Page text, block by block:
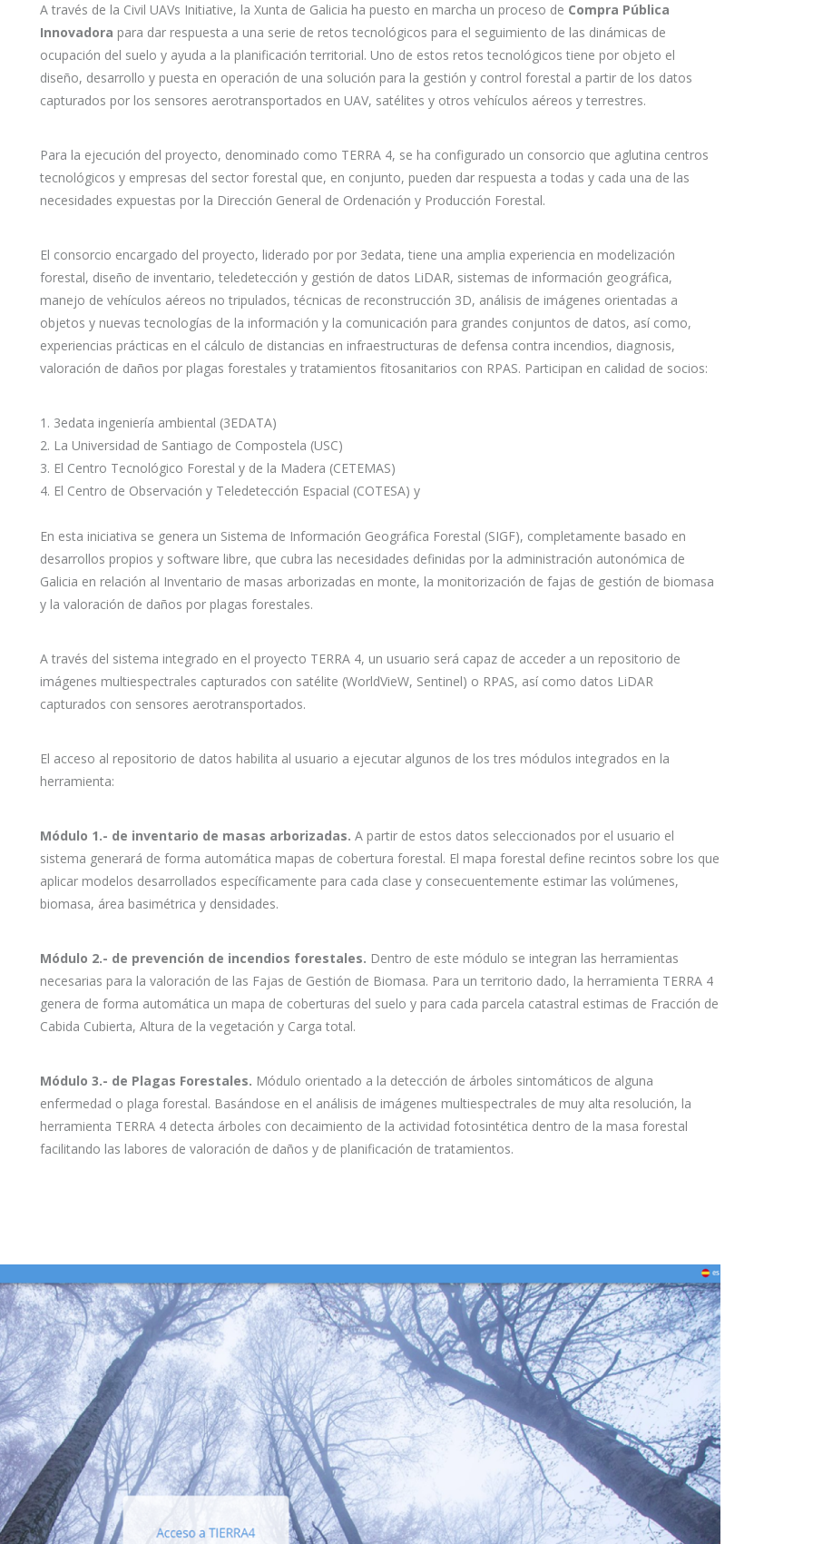
A través de la Civil UAVs Initiative, la Xunta de Galicia ha puesto en marcha un proceso de Compra Pública
Innovadora para dar respuesta a una serie de retos tecnológicos para el seguimiento de las dinámicas de
ocupación del suelo y ayuda a la planificación territorial. Uno de estos retos tecnológicos tiene por objeto el
diseño, desarrollo y puesta en operación de una solución para la gestión y control forestal a partir de los datos
capturados por los sensores aerotransportados en UAV, satélites y otros vehículos aéreos y terrestres.
Para la ejecución del proyecto, denominado como TERRA 4, se ha configurado un consorcio que aglutina centros
tecnológicos y empresas del sector forestal que, en conjunto, pueden dar respuesta a todas y cada una de las
necesidades expuestas por la Dirección General de Ordenación y Producción Forestal.
El consorcio encargado del proyecto, liderado por por 3edata, tiene una amplia experiencia en modelización
forestal, diseño de inventario, teledetección y gestión de datos LiDAR, sistemas de información geográfica,
manejo de vehículos aéreos no tripulados, técnicas de reconstrucción 3D, análisis de imágenes orientadas a
objetos y nuevas tecnologías de la información y la comunicación para grandes conjuntos de datos, así como,
experiencias prácticas en el cálculo de distancias en infraestructuras de defensa contra incendios, diagnosis,
valoración de daños por plagas forestales y tratamientos fitosanitarios con RPAS. Participan en calidad de socios:
1. 3edata ingeniería ambiental (3EDATA)
2. La Universidad de Santiago de Compostela (USC)
3. El Centro Tecnológico Forestal y de la Madera (CETEMAS)
4. El Centro de Observación y Teledetección Espacial (COTESA) y
En esta iniciativa se genera un Sistema de Información Geográfica Forestal (SIGF), completamente basado en
desarrollos propios y software libre, que cubra las necesidades definidas por la administración autonómica de
Galicia en relación al Inventario de masas arborizadas en monte, la monitorización de fajas de gestión de biomasa
y la valoración de daños por plagas forestales.
A través del sistema integrado en el proyecto TERRA 4, un usuario será capaz de acceder a un repositorio de
imágenes multiespectrales capturados con satélite (WorldVieW, Sentinel) o RPAS, así como datos LiDAR
capturados con sensores aerotransportados.
El acceso al repositorio de datos habilita al usuario a ejecutar algunos de los tres módulos integrados en la
herramienta:
Módulo 1.- de inventario de masas arborizadas. A partir de estos datos seleccionados por el usuario el
sistema generará de forma automática mapas de cobertura forestal. El mapa forestal define recintos sobre los que
aplicar modelos desarrollados específicamente para cada clase y consecuentemente estimar las volúmenes,
biomasa, área basimétrica y densidades.
Módulo 2.- de prevención de incendios forestales. Dentro de este módulo se integran las herramientas
necesarias para la valoración de las Fajas de Gestión de Biomasa. Para un territorio dado, la herramienta TERRA 4
genera de forma automática un mapa de coberturas del suelo y para cada parcela catastral estimas de Fracción de
Cabida Cubierta, Altura de la vegetación y Carga total.
Módulo 3.- de Plagas Forestales. Módulo orientado a la detección de árboles sintomáticos de alguna
enfermedad o plaga forestal. Basándose en el análisis de imágenes multiespectrales de muy alta resolución, la
herramienta TERRA 4 detecta árboles con decaimiento de la actividad fotosintética dentro de la masa forestal
facilitando las labores de valoración de daños y de planificación de tratamientos.